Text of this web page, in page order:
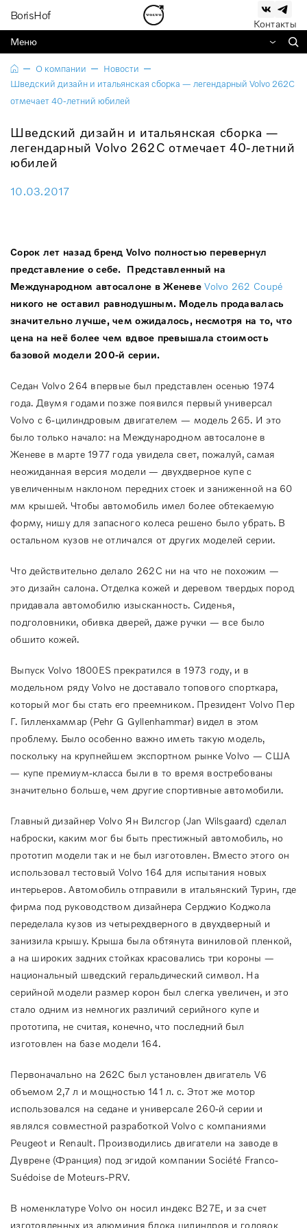
BorisHof
Контакты
Меню
О компании
Новости
Шведский дизайн и итальянская сборка — легендарный Volvo 262C
отмечает 40-летний юбилей
Шведский дизайн и итальянская сборка —
легендарный Volvo 262C отмечает 40-летний
юбилей
10.03.2017
Сорок лет назад бренд Volvo полностью перевернул
представление о себе. Представленный на
Международном автосалоне в ЖеневеVolvo 262 Coupé
никого не оставил равнодушным. Модель продавалась
значительно лучше, чем ожидалось, несмотря на то, что
цена на неё более чем вдвое превышала стоимость
базовой модели 200-й серии.
Седан Volvo 264 впервые был представлен осенью 1974
года. Двумя годами позже появился первый универсал
Volvo c 6-цилиндровым двигателем — модель 265. И это
было только начало: на Международном автосалоне в
Женеве в марте 1977 года увидела свет, пожалуй, самая
неожиданная версия модели — двухдверное купе с
увеличенным наклоном передних стоек и заниженной на 60
мм крышей. Чтобы автомобиль имел более обтекаемую
форму, нишу для запасного колеса решено было убрать. В
остальном кузов не отличался от других моделей серии.
Что действительно делало 262C ни на что не похожим —
это дизайн салона. Отделка кожей и деревом твердых пород
придавала автомобилю изысканность. Сиденья,
подголовники, обивка дверей, даже ручки — все было
обшито кожей.
Выпуск Volvo 1800ES прекратился в 1973 году, и в
модельном ряду Volvo не доставало топового спорткара,
который мог бы стать его преемником. Президент Volvo Пер
Г. Гилленхаммар (Pehr G Gyllenhammar) видел в этом
проблему. Было особенно важно иметь такую модель,
поскольку на крупнейшем экспортном рынке Volvo — США
— купе премиум-класса были в то время востребованы
значительно больше, чем другие спортивные автомобили.
Главный дизайнер Volvo Ян Вилсгор (Jan Wilsgaard) сделал
наброски, каким мог бы быть престижный автомобиль, но
прототип модели так и не был изготовлен. Вместо этого он
использовал тестовый Volvo 164 для испытания новых
интерьеров. Автомобиль отправили в итальянский Турин, где
фирма под руководством дизайнера Серджио Коджола
переделала кузов из четырехдверного в двухдверный и
занизила крышу. Крыша была обтянута виниловой пленкой,
а на широких задних стойках красовались три короны —
национальный шведский геральдический символ. На
серийной модели размер корон был слегка увеличен, и это
стало одним из немногих различий серийного купе и
прототипа, не считая, конечно, что последний был
изготовлен на базе модели 164.
Первоначально на 262C был установлен двигатель V6
объемом 2,7 л и мощностью 141 л. с. Этот же мотор
использовался на седане и универсале 260-й серии и
являлся совместной разработкой Volvo с компаниями
Peugeot и Renault. Производились двигатели на заводе в
Дуврене (Франция) под эгидой компании Société Franco-
Suédoise de Moteurs-PRV.
В номенклатуре Volvo он носил индекс B27E, и за счет
изготовленных из алюминия блока цилиндров и головок